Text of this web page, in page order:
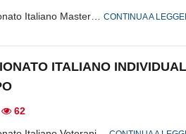
Italiano Master… CONTINUA A
ITALIANO
62